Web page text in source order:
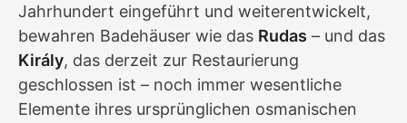
Jahrhundert eingeführt und weiterentwickelt,
bewahren Badehäuser wie das Rudas – und das
Király, das derzeit zur Restaurierung
geschlossen ist – noch immer wesentliche
Elemente ihres ursprünglichen osmanischen